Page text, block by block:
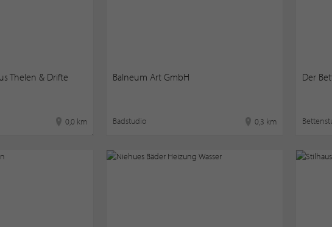
Thelen & Drifte
0,0 km
Balneum Art GmbH
Badstudio 0,3 km
Der